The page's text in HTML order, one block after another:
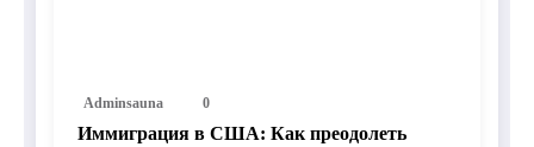
Adminsauna 0
Иммиграция в США: Как преодолеть